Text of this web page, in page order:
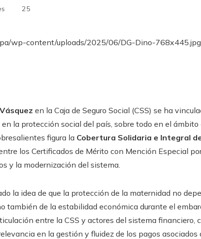
25
en la Caja de Seguro Social (CSS) se ha
la protección social del país, sobre todo en el ámbito
figura la Cobertura Solidaria e Integral
los Certificados de Mérito con Mención Especial
y la modernización del sistema.
la idea de que la protección de la maternidad no
también de la estabilidad económica durante el
entre la CSS y actores del sistema financiero,
en la gestión y fluidez de los pagos asociados